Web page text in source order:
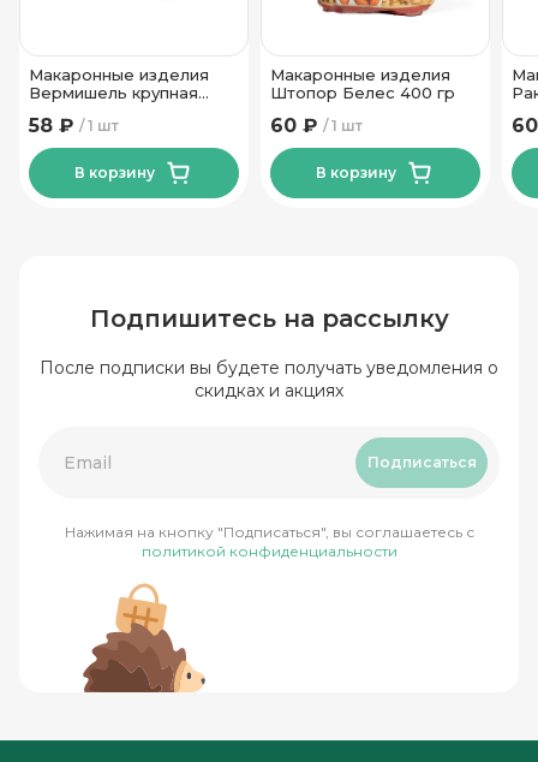
Макаронные изделия
Вермишель крупная
1 шт
58 ₽
В корзину
Макаронные изделия
Штопор Белес 400 гр
1 шт
60 ₽
В корзину
Подпишитесь на рассылку
После подписки вы будете получать уведомления о
скидках и акциях
Подписаться
Нажимая на кнопку "Подписаться", вы соглашаетесь с
политикой конфиденциальности